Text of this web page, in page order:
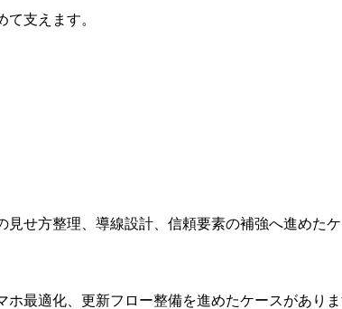
支えます。
せ方整理、導線設計、信頼要素の補強へ進めたケ
最適化、更新フロー整備を進めたケースがありま